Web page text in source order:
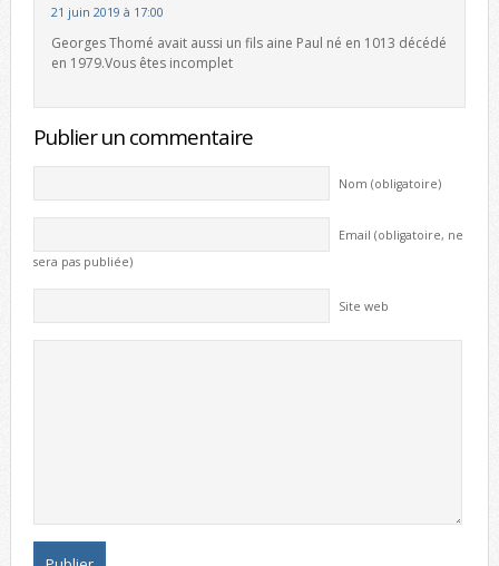
21 juin 2019 à 17:00
Georges Thomé avait aussi un fils aine Paul né en 1013 décédé
en 1979.Vous êtes incomplet
Publier un commentaire
Nom (obligatoire)
Email (obligatoire, ne
sera pas publiée)
Site web